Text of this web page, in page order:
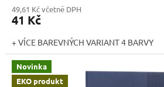
49,61 Kč včetně DPH
41 Kč
+ VÍCE BAREVNÝCH VARIANT 4 BARVY
Novinka
EKO produkt